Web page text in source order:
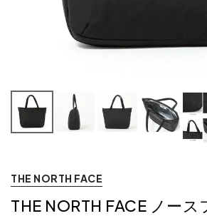
THE NORTH FACE
THE NORTH FACE ノース